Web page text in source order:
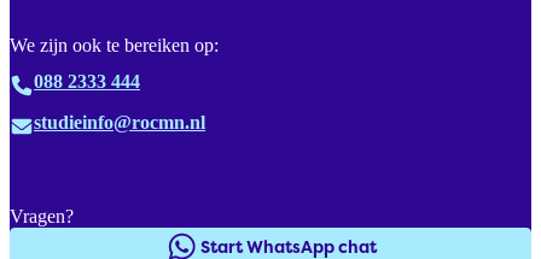
We zijn ook te bereiken op:
088 2333 444
studieinfo@rocmn.nl
Vragen?
Start WhatsApp chat